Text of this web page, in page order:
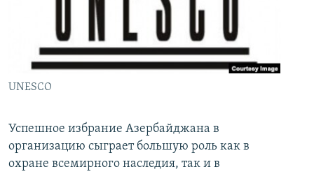
KARIKATURA
AZƏRBAYCAN ƏDƏBIYYATI KITABXANASI
İSLAM VƏ DEMOKRATIYA
PEŞƏ ETIKASI VƏ JURNALISTIKA STANDARTLARIMIZ
BIZIMLƏ ƏLAQƏ
XƏBƏR BÜLLETENLƏRIMIZ
UNESCO
Успешное избрание Азербайджана в
организацию сыграет большую роль как в
охране всемирного наследия, так и в